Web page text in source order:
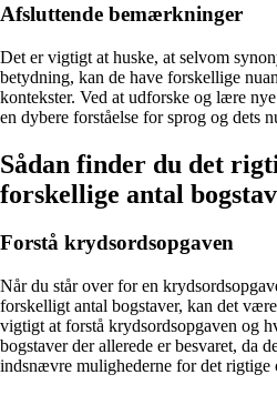
Afsluttende bemærkninger
Det er vigtigt at huske, at selvom
betydning, kan de have forskellige
kontekster. Ved at udforske og lære
en dybere forståelse for sprog og dets
Sådan finder du det
forskellige antal
Forstå krydsordsopgaven
Når du står over for en
forskelligt antal bogstaver, kan det
vigtigt at forstå krydsordsopgaven og
bogstaver der allerede er besvaret, da
indsnævre mulighederne for det rigtige